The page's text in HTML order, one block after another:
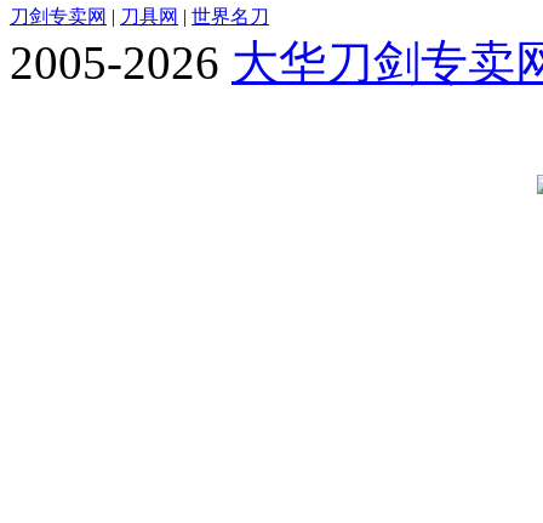
刀剑专卖网 | 刀具网 | 世界名刀
2005-2026 大华刀剑专卖